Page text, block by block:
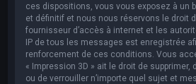
ces dispositions, vous vous exposez à un
et définitif et nous nous réservons le droit
fournisseur d’accès à internet et les
IP de tous les messages est enregistrée
renforcement de ces conditions. Vous
« Impression 3D » ait le droit de supprimer,
ou de verrouiller n’importe quel sujet et